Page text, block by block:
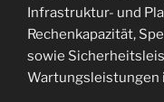
Infrastruktur- und
Rechenkapazität,
sowie
Wartungsleistungen